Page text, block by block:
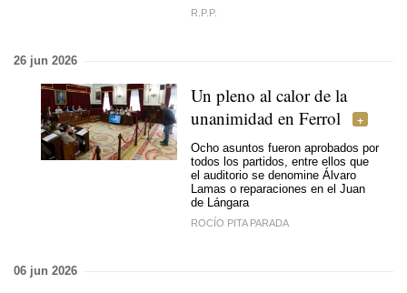
R.P.P.
26 jun 2026
Un pleno al calor de la
unanimidad en Ferrol
Ocho asuntos fueron aprobados por
todos los partidos, entre ellos que
el auditorio se denomine Álvaro
Lamas o reparaciones en el Juan
de Lángara
ROCÍO PITA PARADA
06 jun 2026